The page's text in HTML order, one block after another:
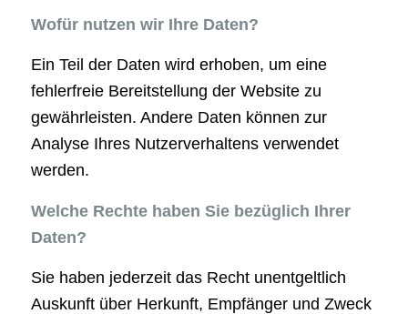
Wofür nutzen wir Ihre Daten?
Ein Teil der Daten wird erhoben, um eine
fehlerfreie Bereitstellung der Website zu
gewährleisten. Andere Daten können zur
Analyse Ihres Nutzerverhaltens verwendet
werden.
Welche Rechte haben Sie bezüglich Ihrer
Daten?
Sie haben jederzeit das Recht unentgeltlich
Auskunft über Herkunft, Empfänger und Zweck